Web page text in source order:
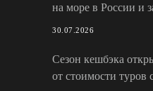
на море в России и
30.07.2026
Сезон кешбэка
от стоимости туров